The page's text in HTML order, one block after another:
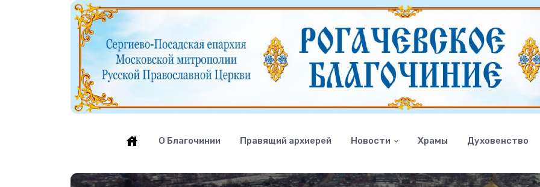
О Благочинии Правящий архиерей Новости Храмы Духовенство